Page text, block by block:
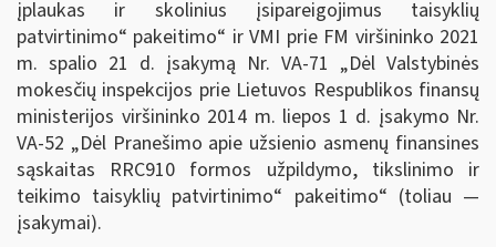
įplaukas ir skolinius įsipareigojimus taisyklių
patvirtinimo“ pakeitimo“ ir VMI prie FM viršininko 2021
m. spalio 21 d. įsakymą Nr. VA-71 „Dėl Valstybinės
mokesčių inspekcijos prie Lietuvos Respublikos finansų
ministerijos viršininko 2014 m. liepos 1 d. įsakymo Nr.
VA-52 „Dėl Pranešimo apie užsienio asmenų finansines
sąskaitas RRC910 formos užpildymo, tikslinimo ir
teikimo taisyklių patvirtinimo“ pakeitimo“ (toliau ―
įsakymai).